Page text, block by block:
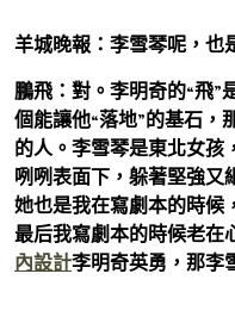
羊城晚報：李雪琴呢，也
鵬飛： 對。李明奇的“飛”
個能讓他“落地”的基石，
的人。李雪琴是東北女孩
咧咧表面下，躲著堅強又
她也是我在寫劇本的時候
最后我寫劇本的時候老在
內設計李明奇英勇，那李